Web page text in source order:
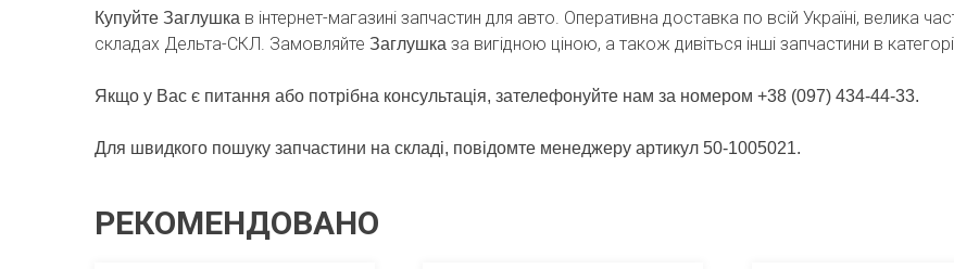
Купуйте Заглушка в інтернет-магазині запчастин для авто. Оперативна доставка по всій Україні, велика
складах Дельта-СКЛ. Замовляйте Заглушка за вигідною ціною, а також дивіться інші запчастини в
Якщо у Вас є питання або потрібна консультація, зателефонуйте нам за номером +38 (097) 434-44-33.
Для швидкого пошуку запчастини на складі, повідомте менеджеру артикул 50-1005021.
РЕКОМЕНДОВАНО